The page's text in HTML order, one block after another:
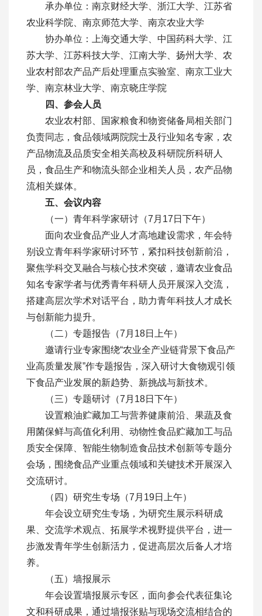
承办单位：南京财经大学、浙江大学、江苏省
农业科学院、南京师范大学、南京农业大学
协办单位：上海交通大学、中国药科大学、江
苏大学、江苏科技大学、江南大学、扬州大学、农
业农村部农产品产后处理重点实验室、南京工业大
学、南京林业大学、南京晓庄学院
四、参会人员
农业农村部、国家粮食和物资储备局相关部门
负责同志，食品领域两院院士及行业知名专家，农
产品物流及品质安全相关高校及科研院所科研人
员，食品生产和物流头部企业相关人员，农产品物
流相关媒体。
五、会议内容
（一）青年科学家研讨（7月17日下午）
面向农业食品产业人才高地建设需求，年会特
别设立青年科学家研讨环节，紧扣科技创新前沿，
聚焦学科交叉融合与核心技术突破，邀请农业食品
知名专家学者与优秀青年科研人员开展深入交流，
搭建高层次学术对话平台，助力青年科技人才成长
与创新能力提升。
（二）专题报告（7月18日上午）
邀请行业专家围绕“农业全产业链背景下食品产
业高质量发展”作专题报告，深入研讨大食物观引领
下食品产业发展的新趋势、新挑战与新技术。
（三）专题研讨（7月18日下午）
设置粮油贮藏加工与营养健康前沿、果蔬及食
用菌保鲜与高值化利用、动物性食品贮藏加工与品
质安全保障、智能生物制造食品技术创新等专题分
会场，围绕食品产业重点领域和关键技术开展深入
交流研讨。
（四）研究生专场（7月19日上午）
年会设立研究生专场，为研究生展示科研成
果、交流学术观点、拓展学术视野提供平台，进一
步激发青年学生创新活力，促进高层次后备人才培
养。
（五）墙报展示
年会设置墙报展示专区，面向参会代表征集论
文和科研成果，通过墙报张贴与现场交流相结合的